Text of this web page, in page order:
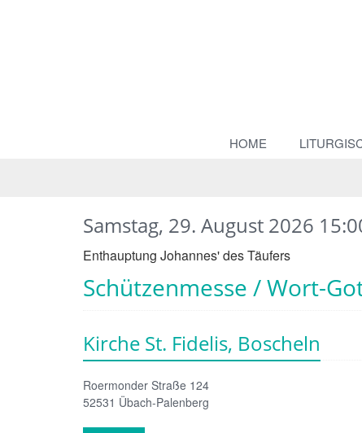
HOME
Schützenmesse / Wort-
Samstag, 29. August 2026
Enthauptung Johannes' des Täufers
Kirche St. Fidelis, Boscheln
Roermonder Straße 124
52531 Übach-Palenberg